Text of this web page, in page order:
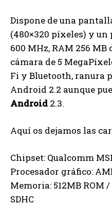
Dispone de una
(480×320 píxeles) y un
600 MHz, RAM 256 MB
cámara de 5
Fi y Bluetooth, ranura
Android 2.2 aunque
Android 2.3.
Aquí os dejamos las
Chipset: Qualcomm
Procesador gráfico:
Memoria: 512MB ROM
SDHC